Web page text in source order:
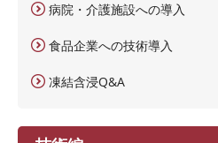
病院・介護施設への導入
食品企業への技術導入
凍結含浸Q&A